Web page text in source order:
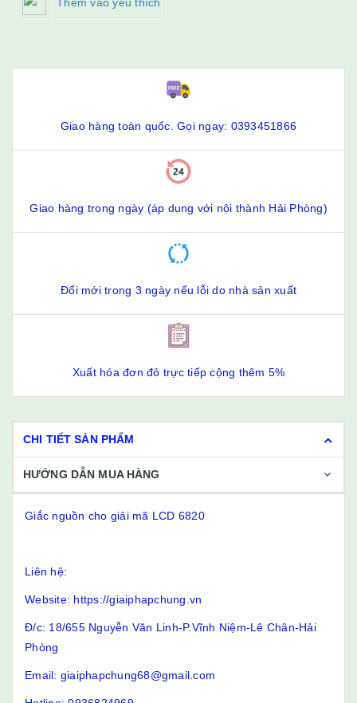
Giao hàng toàn quốc. Gọi ngay: 0393451866
Giao hàng trong ngày (áp dụng với nội thành Hải Phòng)
Đổi mới trong 3 ngày nếu lỗi do nhà sản xuất
Xuất hóa đơn đỏ trực tiếp cộng thêm 5%
CHI TIẾT SẢN PHẨM
HƯỚNG DẪN MUA HÀNG
Giắc nguồn cho giải mã LCD 6820
Liên hệ:
Website: https://giaiphapchung.vn
Đ/c: 18/655 Nguyễn Văn Linh-P.Vĩnh Niệm-Lê Chân-Hải
Phòng
Email: giaiphapchung68@gmail.com